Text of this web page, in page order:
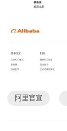
阿里官宣